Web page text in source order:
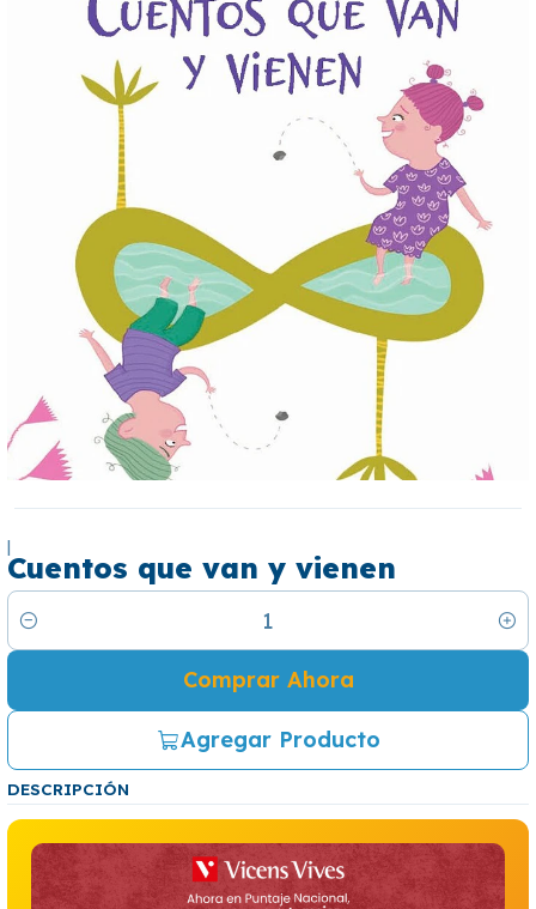
|
Cuentos que van y vienen
Cantidad
Agregar Producto
Comprar Ahora
DESCRIPCIÓN